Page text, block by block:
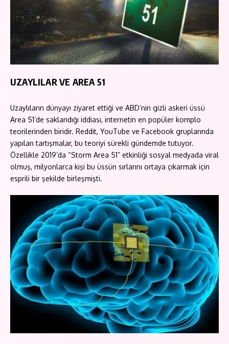
UZAYLILAR VE AREA 51
Uzaylıların dünyayı ziyaret ettiği ve ABD’nin gizli askeri üssü
Area 51’de saklandığı iddiası, internetin en popüler komplo
teorilerinden biridir. Reddit, YouTube ve Facebook gruplarında
yapılan tartışmalar, bu teoriyi sürekli gündemde tutuyor.
Özellikle 2019’da “Storm Area 51” etkinliği sosyal medyada viral
olmuş, milyonlarca kişi bu üssün sırlarını ortaya çıkarmak için
esprili bir şekilde birleşmişti.